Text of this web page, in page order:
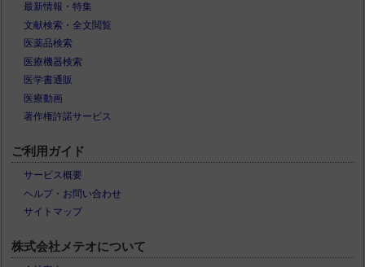
最新情報・特集
文献検索・全文閲覧
医薬品検索
医療機器検索
医学書通販
医療動画
著作権許諾サービス
ご利用ガイド
サービス概要
ヘルプ・お問い合わせ
サイトマップ
株式会社メテオについて